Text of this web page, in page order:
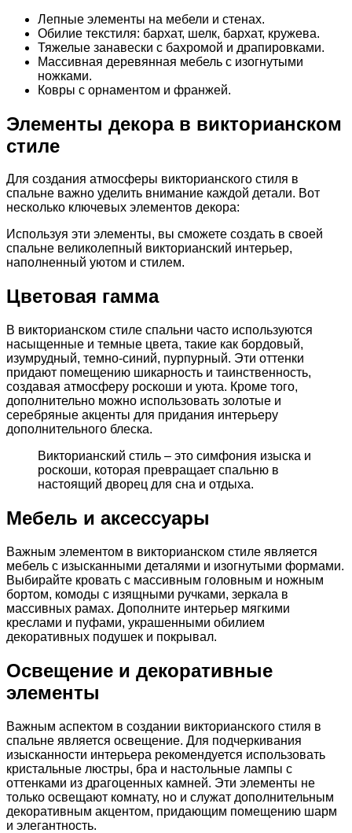
Лепные элементы на мебели и стенах.
Обилие текстиля: бархат, шелк, бархат, кружева.
Тяжелые занавески с бахромой и драпировками.
Массивная деревянная мебель с изогнутыми
ножками.
Ковры с орнаментом и франжей.
Элементы декора в викторианском
стиле
Для создания атмосферы викторианского стиля в
спальне важно уделить внимание каждой детали. Вот
несколько ключевых элементов декора:
Используя эти элементы, вы сможете создать в своей
спальне великолепный викторианский интерьер,
наполненный уютом и стилем.
Цветовая гамма
В викторианском стиле спальни часто используются
насыщенные и темные цвета, такие как бордовый,
изумрудный, темно-синий, пурпурный. Эти оттенки
придают помещению шикарность и таинственность,
создавая атмосферу роскоши и уюта. Кроме того,
дополнительно можно использовать золотые и
серебряные акценты для придания интерьеру
дополнительного блеска.
Викторианский стиль – это симфония изыска и
роскоши, которая превращает спальню в
настоящий дворец для сна и отдыха.
Мебель и аксессуары
Важным элементом в викторианском стиле является
мебель с изысканными деталями и изогнутыми формами.
Выбирайте кровать с массивным головным и ножным
бортом, комоды с изящными ручками, зеркала в
массивных рамах. Дополните интерьер мягкими
креслами и пуфами, украшенными обилием
декоративных подушек и покрывал.
Освещение и декоративные
элементы
Важным аспектом в создании викторианского стиля в
спальне является освещение. Для подчеркивания
изысканности интерьера рекомендуется использовать
кристальные люстры, бра и настольные лампы с
оттенками из драгоценных камней. Эти элементы не
только освещают комнату, но и служат дополнительным
декоративным акцентом, придающим помещению шарм
и элегантность.